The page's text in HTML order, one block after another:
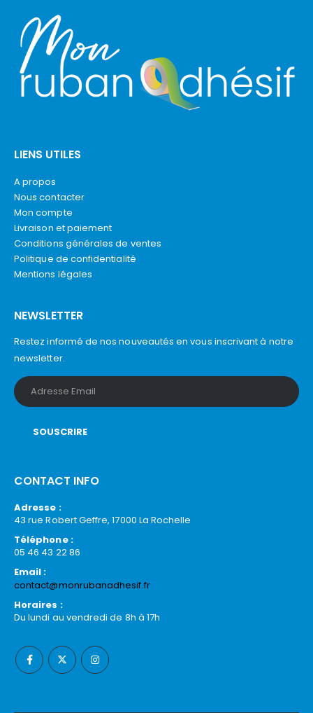
LIENS UTILES
A propos
Nous contacter
Mon compte
Livraison et paiement
Conditions générales de ventes
Politique de confidentialité
Mentions légales
NEWSLETTER
Restez informé de nos nouveautés en vous inscrivant à notre
newsletter.
CONTACT INFO
Adresse :
43 rue Robert Geffre, 17000 La Rochelle
Téléphone :
05 46 43 22 86
Email :
contact@monrubanadhesif.fr
Horaires :
Du lundi au vendredi de 8h à 17h